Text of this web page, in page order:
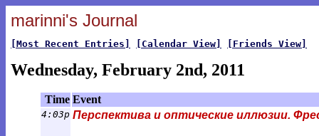
marinni's Journal
[Most Recent Entries] [Calendar View] [Friends View]
Wednesday, February 2nd, 2011
Time Event
4:03p Перспектива и оптические иллюзии.